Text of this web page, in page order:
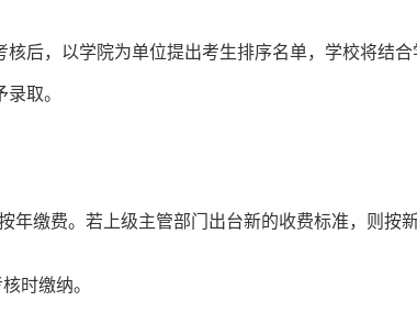
后，以学院为单位提出考生排序名单，学校将结
取。
年缴费。若上级主管部门出台新的收费标准，则按
时缴纳。